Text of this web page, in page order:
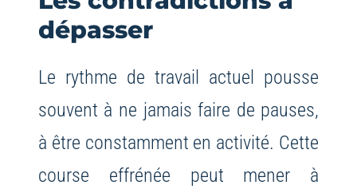
dépasser
Le rythme de travail actuel pousse
souvent à ne jamais faire de pauses,
à être constamment en activité. Cette
course effrénée peut mener à